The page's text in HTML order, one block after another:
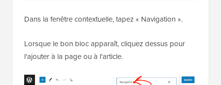
Dans la fenêtre contextuelle, tapez « Navigation ».
Lorsque le bon bloc apparaît, cliquez dessus pour
l'ajouter à la page ou à l'article.